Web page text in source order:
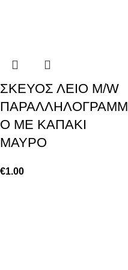
ΣΚΕΥΟΣ ΛΕΙΟ M/W
ΠΑΡΑΛΛΗΛΟΓΡΑΜΜ
Ο ΜΕ ΚΑΠΑΚΙ
ΜΑΥΡΟ
€1.00